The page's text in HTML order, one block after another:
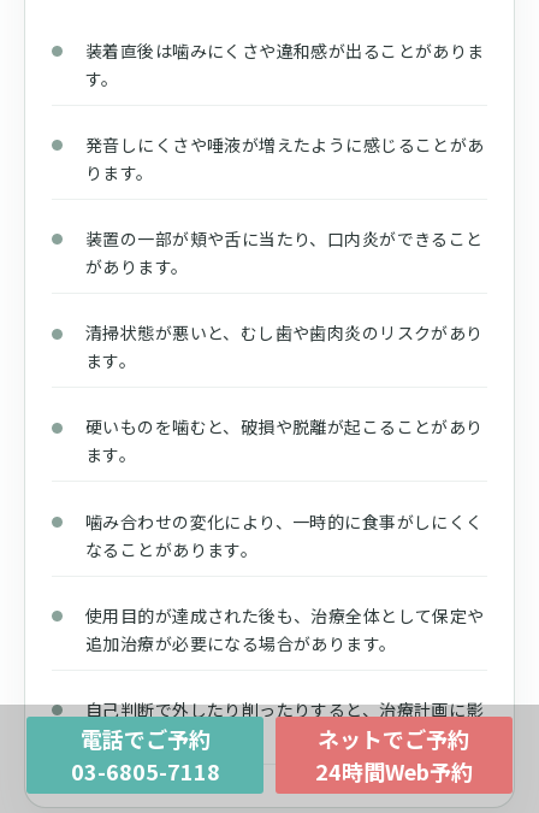
装着直後は噛みにくさや違和感が出ることがありま
す。
発音しにくさや唾液が増えたように感じることがあ
ります。
装置の一部が頬や舌に当たり、口内炎ができること
があります。
清掃状態が悪いと、むし歯や歯肉炎のリスクがあり
ます。
硬いものを噛むと、破損や脱離が起こることがあり
ます。
噛み合わせの変化により、一時的に食事がしにくく
なることがあります。
使用目的が達成された後も、治療全体として保定や
追加治療が必要になる場合があります。
自己判断で外したり削ったりすると、治療計画に影
響することがあります。
電話でご予約
03-6805-7118
ネットでご予約
24時間Web予約